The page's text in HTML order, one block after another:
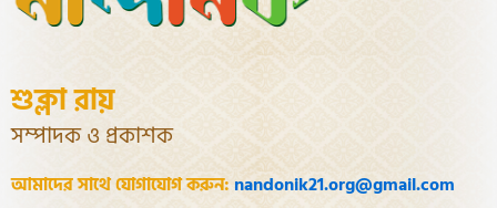
শুক্লা রায়
সম্পাদক ও প্রকাশক
আমাদের সাথে যোগাযোগ করুন: nandonik21.org@gmail.com